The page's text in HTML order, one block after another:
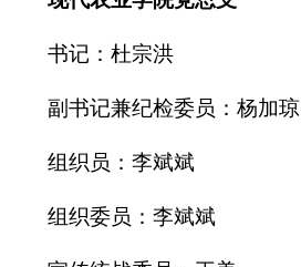
书记：杜宗洪
副书记兼纪检委员： 杨加琼
组织员：李斌斌
组织委员：李斌斌